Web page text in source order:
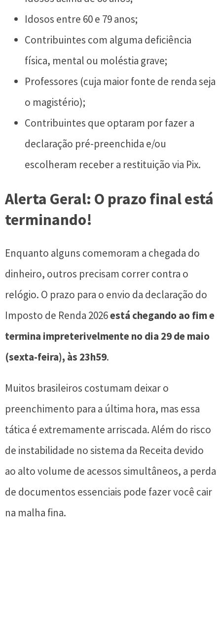
Idosos entre 60 e 79 anos;
Contribuintes com alguma deficiência
física, mental ou moléstia grave;
Professores (cuja maior fonte de renda seja
o magistério);
Contribuintes que optaram por fazer a
declaração pré-preenchida e/ou
escolheram receber a restituição via Pix.
Alerta Geral: O prazo final está
terminando!
Enquanto alguns comemoram a chegada do
dinheiro, outros precisam correr contra o
relógio. O prazo para o envio da declaração do
Imposto de Renda 2026está chegando ao fim e
termina impreterivelmente no dia 29 de maio
(sexta-feira), às 23h59.
Muitos brasileiros costumam deixar o
preenchimento para a última hora, mas essa
tática é extremamente arriscada. Além do risco
de instabilidade no sistema da Receita devido
ao alto volume de acessos simultâneos, a perda
de documentos essenciais pode fazer você cair
na malha fina.